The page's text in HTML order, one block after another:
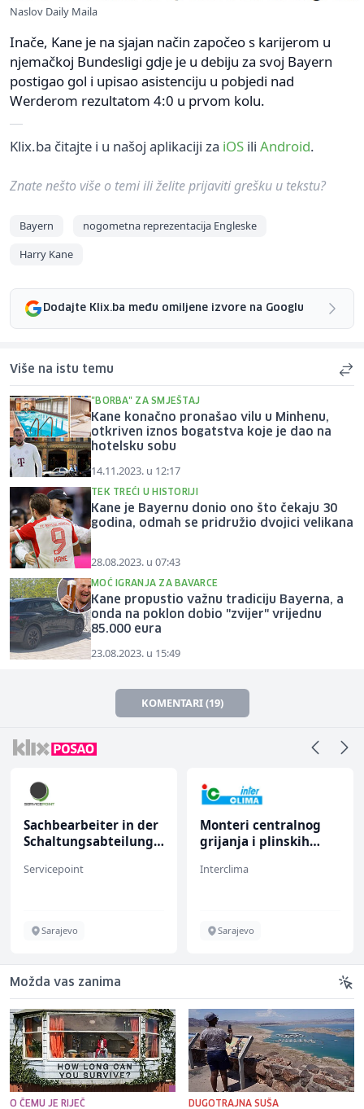
Naslov Daily Maila
Inače, Kane je na sjajan način započeo s karijerom u
njemačkoj Bundesligi gdje je u debiju za svoj Bayern
postigao gol i upisao asistenciju u pobjedi nad
Werderom rezultatom 4:0 u prvom kolu.
Klix.ba čitajte i u našoj aplikaciji za iOS ili Android.
Znate nešto više o temi ili želite prijaviti grešku u tekstu?
Bayern
nogometna reprezentacija Engleske
Harry Kane
Dodajte Klix.ba među omiljene izvore na Googlu
Više na istu temu
"BORBA" ZA SMJEŠTAJ
Kane konačno pronašao vilu u Minhenu,
otkriven iznos bogatstva koje je dao na
hotelsku sobu
14.11.2023. u 12:17
TEK TREĆI U HISTORIJI
Kane je Bayernu donio ono što čekaju 30
godina, odmah se pridružio dvojici velikana
28.08.2023. u 07:43
MOĆ IGRANJA ZA BAVARCE
Kane propustio važnu tradiciju Bayerna, a
onda na poklon dobio "zvijer" vrijednu
85.000 eura
23.08.2023. u 15:49
KOMENTARI (19)
Sachbearbeiter in der
Schaltungsabteilung
Servicepoint
Sarajevo
Monteri centralnog
grijanja i plinskih
Interclima
Sarajevo
Možda vas zanima
O ČEMU JE RIJEČ DUGOTRAJNA SUŠA